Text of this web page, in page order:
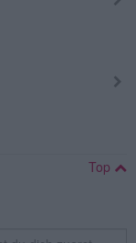
Top